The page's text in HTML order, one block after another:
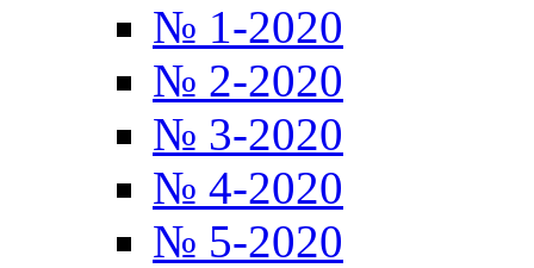
№ 1-2020
№ 2-2020
№ 3-2020
№ 4-2020
№ 5-2020